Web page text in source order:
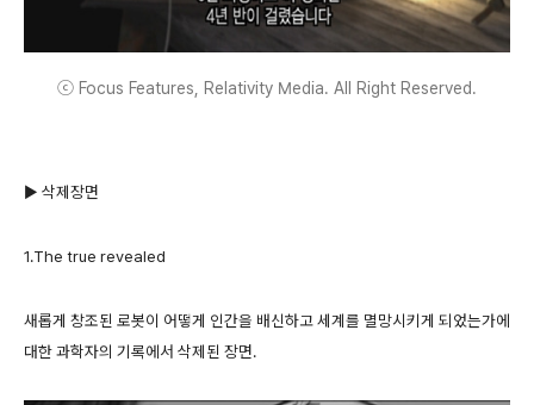
ⓒ Focus Features, Relativity Media. All Right Reserved.
▶ 삭제장면
1.The true revealed
새롭게 창조된 로봇이 어떻게 인간을 배신하고 세계를 멸망시키게 되었는가에
대한 과학자의 기록에서 삭제된 장면.